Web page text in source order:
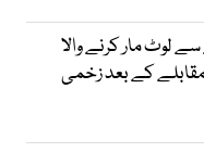
لوٹ مار کرنے والا
کے بعد زخمی